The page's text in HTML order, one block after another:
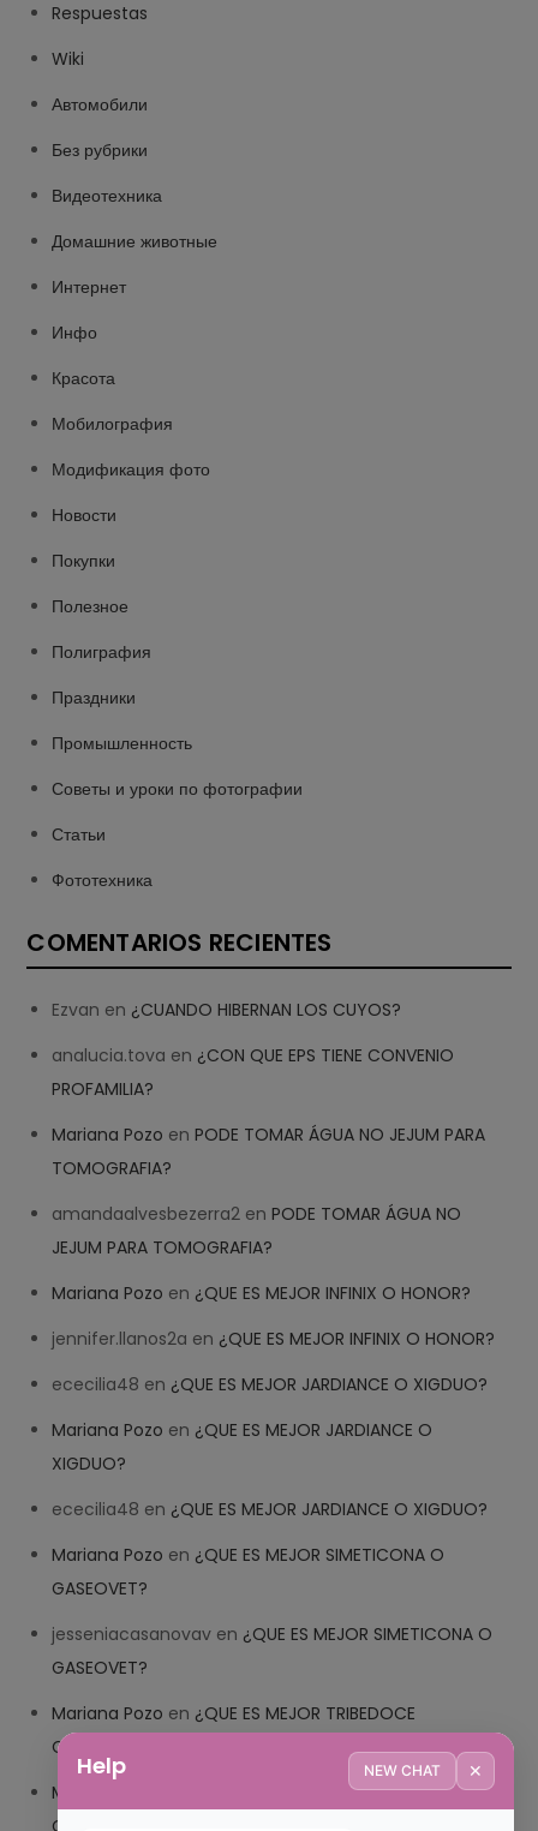
Respuestas
Wiki
Автомобили
Без рубрики
Видеотехника
Домашние животные
Интернет
Инфо
Красота
Мобилография
Модификация фото
Новости
Покупки
Полезное
Полиграфия
Праздники
Промышленность
Советы и уроки по фотографии
Статьи
Фототехника
COMENTARIOS RECIENTES
Ezvan en ¿CUANDO HIBERNAN LOS CUYOS?
analucia.tova en ¿CON QUE EPS TIENE CONVENIO
PROFAMILIA?
Mariana Pozo enPODE TOMAR ÁGUA NO JEJUM PARA
TOMOGRAFIA?
amandaalvesbezerra2 enPODE TOMAR ÁGUA NO
JEJUM PARA TOMOGRAFIA?
Mariana Pozo en ¿QUE ES MEJOR INFINIX O HONOR?
jennifer.llanos2a en ¿QUE ES MEJOR INFINIX O HONOR?
ececilia48 en ¿QUE ES MEJOR JARDIANCE O XIGDUO?
Mariana Pozo en ¿QUE ES MEJOR JARDIANCE O
XIGDUO?
ececilia48 en ¿QUE ES MEJOR JARDIANCE O XIGDUO?
Mariana Pozo en ¿QUE ES MEJOR SIMETICONA O
GASEOVET?
jesseniacasanovav en ¿QUE ES MEJOR SIMETICONA O
GASEOVET?
Mariana Pozo en ¿QUE ES MEJOR TRIBEDOCE
COMPUESTO O TRIBEDOCE DX?
Mariana Pozo
¿QUE ES MEJOR TRIBEDOCE
COMPUESTO O TRIBEDOCE DX?
Help NEW CHAT ✕